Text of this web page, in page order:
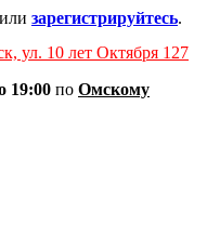
или зарегистрируйтесь.
ул. 10 лет Октября 127
19:00 по Омскому